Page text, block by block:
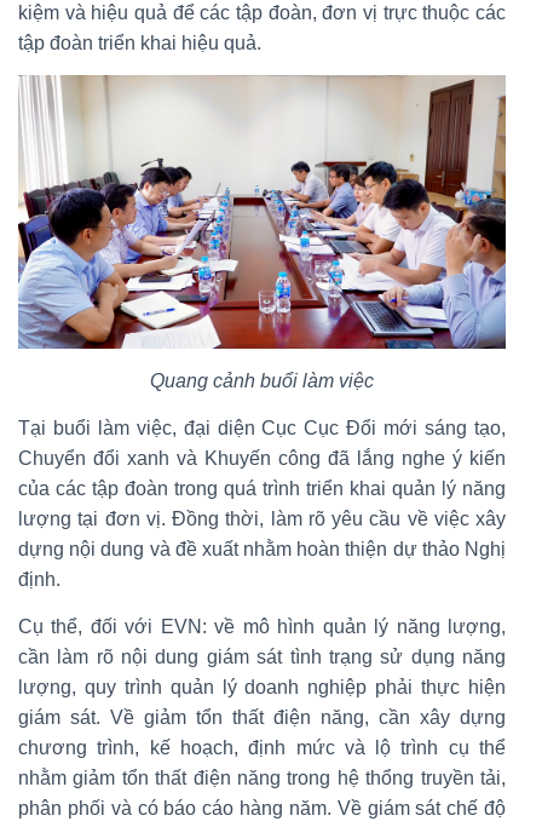
kiệm và hiệu quả để các tập đoàn, đơn vị trực thuộc các
tập đoàn triển khai hiệu quả.
Quang cảnh buổi làm việc
Tại buổi làm việc, đại diện Cục Cục Đổi mới sáng tạo,
Chuyển đổi xanh và Khuyến công đã lắng nghe ý kiến
của các tập đoàn trong quá trình triển khai quản lý năng
lượng tại đơn vị. Đồng thời, làm rõ yêu cầu về việc xây
dựng nội dung và đề xuất nhằm hoàn thiện dự thảo Nghị
định.
Cụ thể, đối với EVN: về mô hình quản lý năng lượng,
cần làm rõ nội dung giám sát tình trạng sử dụng năng
lượng, quy trình quản lý doanh nghiệp phải thực hiện
giám sát. Về giảm tổn thất điện năng, cần xây dựng
chương trình, kế hoạch, định mức và lộ trình cụ thể
nhằm giảm tổn thất điện năng trong hệ thổng truyền tải,
phân phối và có báo cáo hàng năm. Về giám sát chế độ